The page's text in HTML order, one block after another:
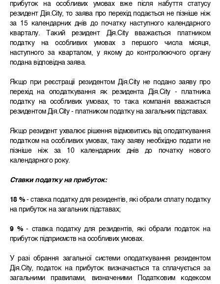
прибуток на особливих умовах вже після набуття статусу
резидент Дія.City, то заява про перехід подається не пізніше ніж
за 15 календарних днів до початку наступного календарного
кварталу. Такий резидент Дія.City вважається платником
податку на особливих умовах з першого числа місяця,
наступного за кварталом, у якому до контролюючого органу
подана відповідна заява.
Якщо при реєстрації резидентом Дія.City не подано заяву про
перехід на оподаткування як резидента Дія.City - платника
податку на особливих умовах, то така компанія вважається
резидентом Дія.City - платником податку на загальних підставах.
Якщо резидент ухвалює рішення відмовитись від оподаткування
податком на особливих умовах, таку заяву необхідно подати не
пізніше ніж за 10 календарних днів до початку нового
календарного року.
Ставки податку на прибуток:
18 %- ставка податку для резидентів, які обрали сплату податку
на прибуток на загальних підставах;
9 %- ставка податку для резидентів, які обрали податок на
прибуток підприємств на особливих умовах.
У разі обрання загальної системи оподаткування резидентом
Дія.City, податок на прибуток визначається та сплачується за
загальними правилами, визначеними Податковим кодексом